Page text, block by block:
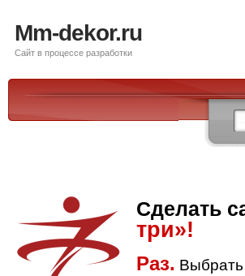
Mm-dekor.ru
Сайт в процессе разработки
Сделать
три»!
Раз.